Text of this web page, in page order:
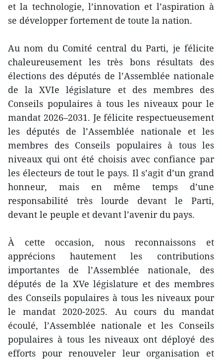
et la technologie, l’innovation et l’aspiration à
se développer fortement de toute la nation.
Au nom du Comité central du Parti, je félicite
chaleureusement les très bons résultats des
élections des députés de l’Assemblée nationale
de la XVIe législature et des membres des
Conseils populaires à tous les niveaux pour le
mandat 2026–2031. Je félicite respectueusement
les députés de l’Assemblée nationale et les
membres des Conseils populaires à tous les
niveaux qui ont été choisis avec confiance par
les électeurs de tout le pays. Il s’agit d’un grand
honneur, mais en même temps d’une
responsabilité très lourde devant le Parti,
devant le peuple et devant l’avenir du pays.
À cette occasion, nous reconnaissons et
apprécions hautement les contributions
importantes de l’Assemblée nationale, des
députés de la XVe législature et des membres
des Conseils populaires à tous les niveaux pour
le mandat 2020-2025. Au cours du mandat
écoulé, l’Assemblée nationale et les Conseils
populaires à tous les niveaux ont déployé des
efforts pour renouveler leur organisation et